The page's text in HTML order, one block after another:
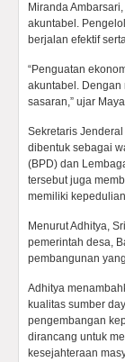
Miranda
akuntabel.
berjalan efektif
“Penguatan
akuntabel. Dengan
sasaran,” ujar
Sekretaris
dibentuk sebagai
(BPD) dan
tersebut juga
memiliki
Menurut Adhitya,
pemerintah desa,
pembangunan
Adhitya
kualitas sumber
pengembangan
dirancang untuk
kesejahteraan